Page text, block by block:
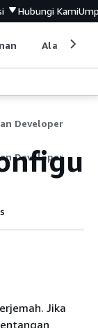
Hubungi Kami
Alat
Developer
Developer
Jika